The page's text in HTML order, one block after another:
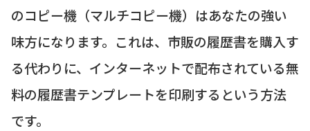
のコピー機（マルチコピー機）はあなたの強い
味方になります。これは、市販の履歴書を購入す
る代わりに、インターネットで配布されている無
料の履歴書テンプレートを印刷するという方法
です。